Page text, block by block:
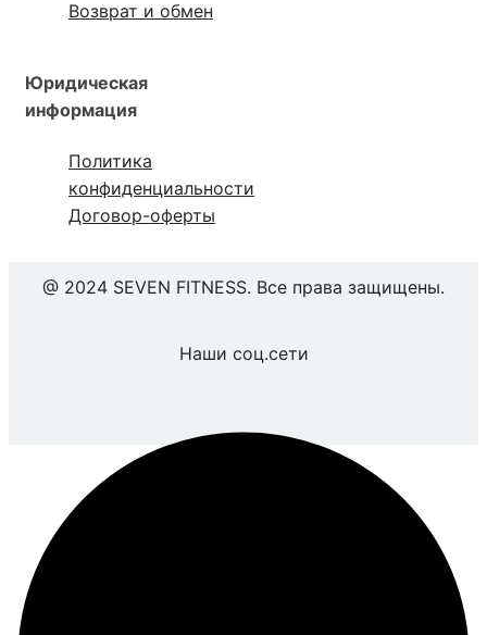
Возврат и обмен
Юридическая
информация
Политика
конфиденциальности
Договор-оферты
@ 2024 SEVEN FITNESS. Все права защищены.
Наши соц.сети